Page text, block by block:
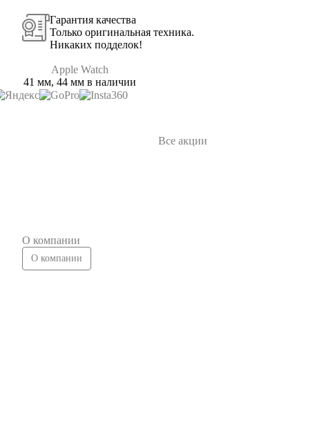
Гарантия качества
Только оригинальная техника.
Никаких подделок!
Apple Watch
41 мм, 44 мм в наличии
Все акции
О компании
О компании